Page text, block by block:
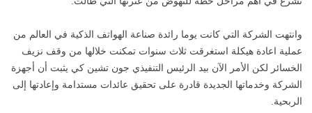
وانتهت الشركة التي كانت يوما رائدة صناعة الهواتف الذكية في العالم من
عملية اعادة هيكلة استغرقت ثلاث سنوات تمكنت خلالها من وقف نزيف
الخسائر لكن الأمر الآن بيد الرئيس التنفيذي جون تشين كي يثبت أن أجهزة
الشركة وخدماتها الجديدة قادرة على تحقيق عائدات مستدامة وإعادتها إلى
الربحية.